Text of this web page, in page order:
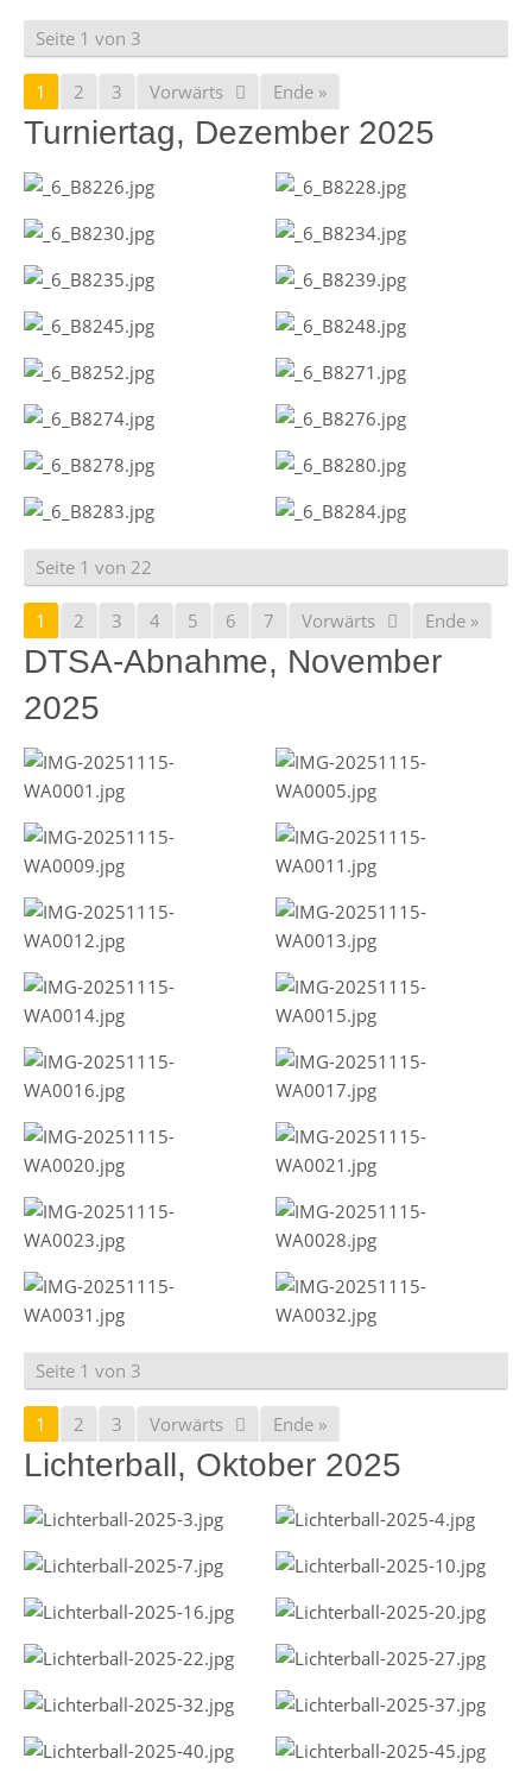
Seite 1 von 3
1 2 3 Vorwärts Ende »
Turniertag, Dezember 2025
Seite 1 von 22
1 2 3 4 5 6 7 Vorwärts Ende »
DTSA-Abnahme, November
2025
Seite 1 von 3
1 2 3 Vorwärts Ende »
Lichterball, Oktober 2025